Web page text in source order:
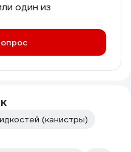
один из
(канистры)